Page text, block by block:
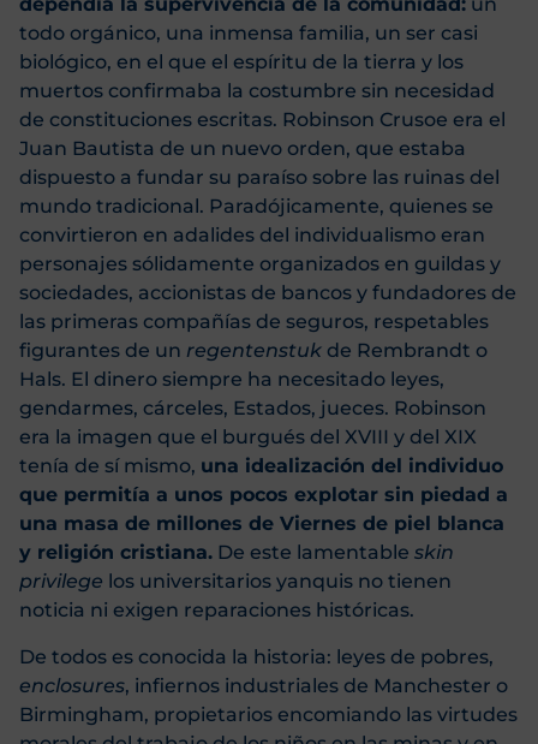
dependía la supervivencia de la comunidad: un
todo orgánico, una inmensa familia, un ser casi
biológico, en el que el espíritu de la tierra y los
muertos confirmaba la costumbre sin necesidad
de constituciones escritas. Robinson Crusoe era el
Juan Bautista de un nuevo orden, que estaba
dispuesto a fundar su paraíso sobre las ruinas del
mundo tradicional. Paradójicamente, quienes se
convirtieron en adalides del individualismo eran
personajes sólidamente organizados en guildas y
sociedades, accionistas de bancos y fundadores de
las primeras compañías de seguros, respetables
figurantes de un regentenstuk de Rembrandt o
Hals. El dinero siempre ha necesitado leyes,
gendarmes, cárceles, Estados, jueces. Robinson
era la imagen que el burgués del XVIII y del XIX
tenía de sí mismo, una idealización del individuo
que permitía a unos pocos explotar sin piedad a
una masa de millones de Viernes de piel blanca
y religión cristiana. De este lamentable skin
privilege los universitarios yanquis no tienen
noticia ni exigen reparaciones históricas.
De todos es conocida la historia: leyes de pobres,
enclosures, infiernos industriales de Manchester o
Birmingham, propietarios encomiando las virtudes